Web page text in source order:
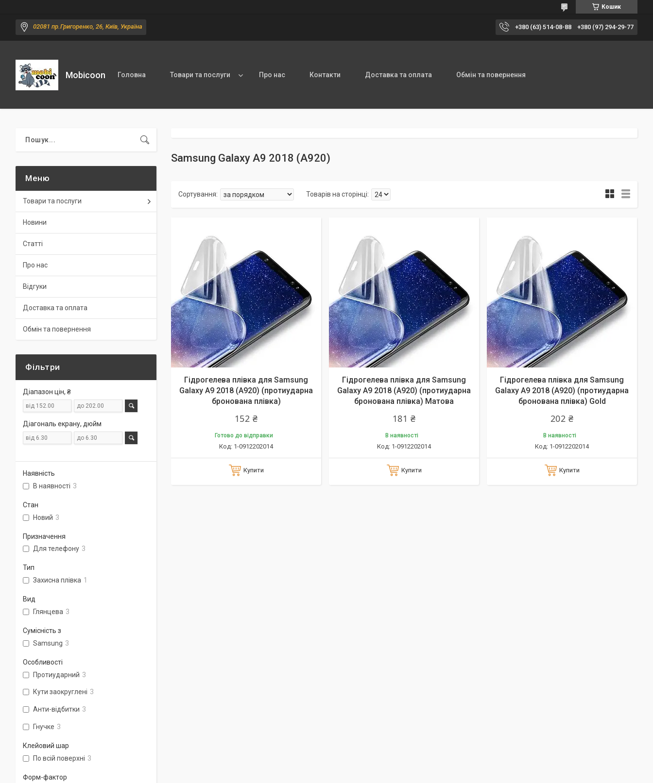
Кошик
02081 пр.Григоренко, 26, Київ, Україна +380 (63) 514-08-88 +380 (97) 294-29-77
Mobicoon Головна Товари та послуги Про нас Контакти Доставка та оплата Обмін та повернення
Samsung Galaxy A9 2018 (А920)
Гідрогелева плівка для Samsung
Galaxy A9 2018 (А920) (протиударна
бронована плівка)
152 ₴
Готово до відправки
1-0912202014
Купити
Гідрогелева плівка для Samsung
Galaxy A9 2018 (А920) (протиударна
бронована плівка) Матова
181 ₴
В наявності
1-0912202014
Купити
Гідрогелева плівка для Samsung
Galaxy A9 2018 (А920) (протиударна
бронована плівка) Gold
202 ₴
В наявності
1-0912202014
Купити
Товари та послуги
Новини
Статті
Про нас
Відгуки
Доставка та оплата
Обмін та повернення
Фільтри
Діапазон цін, ₴
Діагональ екрану, дюйм
Наявність
В наявності 3
Стан
Новий 3
Призначення
Для телефону 3
Тип
Захисна плівка 1
Вид
Глянцева 3
Сумісність з
Samsung 3
Особливості
Протиударний 3
Кути заокруглені 3
Анти-відбитки 3
Гнучке 3
Клейовий шар
По всій поверхні 3
Форм-фактор